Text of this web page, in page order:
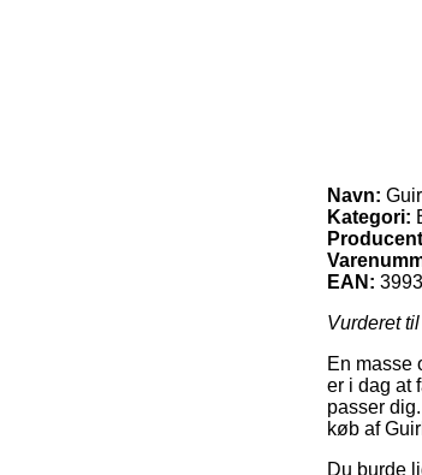
Navn:
Kategori:
EAN:
Vurderet til
En masse
er i dag at
passer
køb af
Du burde